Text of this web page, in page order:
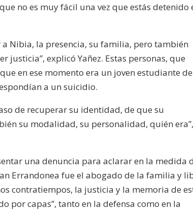
no es muy fácil una vez que estás detenido
a Nibia, la presencia, su familia, pero también
justicia”, explicó Yañez. Estas personas, que
en ese momento era un joven estudiante de
a un suicidio.
de recuperar su identidad, de que su
su modalidad, su personalidad, quién era”,
una denuncia para aclarar en la medida
Errandonea fue el abogado de la familia y
contratiempos, la justicia y la memoria de
por capas”, tanto en la defensa como en la